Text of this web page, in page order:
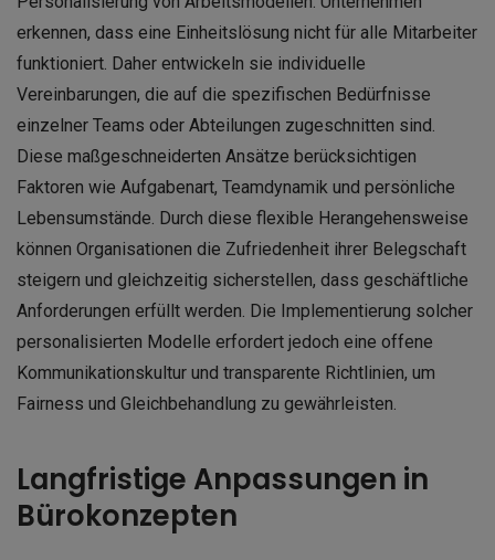
erkennen, dass eine Einheitslösung nicht für alle Mitarbeiter
funktioniert. Daher entwickeln sie individuelle
Vereinbarungen, die auf die spezifischen Bedürfnisse
einzelner Teams oder Abteilungen zugeschnitten sind.
Diese maßgeschneiderten Ansätze berücksichtigen
Faktoren wie Aufgabenart, Teamdynamik und persönliche
Lebensumstände. Durch diese flexible Herangehensweise
können Organisationen die Zufriedenheit ihrer Belegschaft
steigern und gleichzeitig sicherstellen, dass geschäftliche
Anforderungen erfüllt werden. Die Implementierung solcher
personalisierten Modelle erfordert jedoch eine offene
Kommunikationskultur und transparente Richtlinien, um
Fairness und Gleichbehandlung zu gewährleisten.
Langfristige Anpassungen in
Bürokonzepten